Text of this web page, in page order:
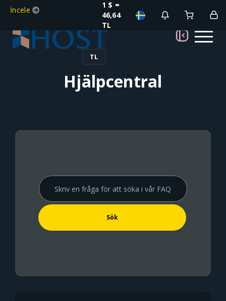
İncele
1 $ =
46,64
TL
TL
Hjälpcentral